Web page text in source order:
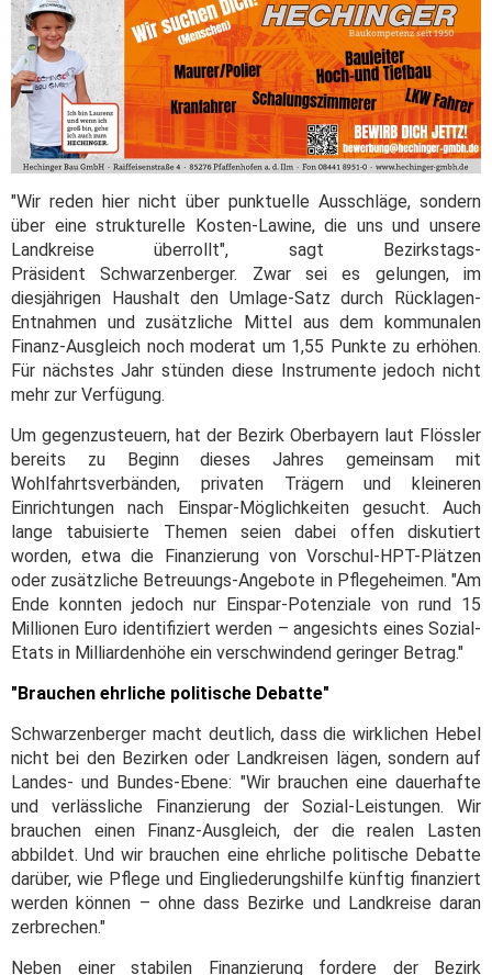
"Wir reden hier nicht über punktuelle Ausschläge, sondern
über eine strukturelle Kosten-Lawine, die uns und unsere
Landkreise überrollt", sagt Bezirkstags-
Präsident Schwarzenberger. Zwar sei es gelungen, im
diesjährigen Haushalt den Umlage-Satz durch Rücklagen-
Entnahmen und zusätzliche Mittel aus dem kommunalen
Finanz-Ausgleich noch moderat um 1,55 Punkte zu erhöhen.
Für nächstes Jahr stünden diese Instrumente jedoch nicht
mehr zur Verfügung.
Um gegenzusteuern, hat der Bezirk Oberbayern laut Flössler
bereits zu Beginn dieses Jahres gemeinsam mit
Wohlfahrtsverbänden, privaten Trägern und kleineren
Einrichtungen nach Einspar-Möglichkeiten gesucht. Auch
lange tabuisierte Themen seien dabei offen diskutiert
worden, etwa die Finanzierung von Vorschul-HPT-Plätzen
oder zusätzliche Betreuungs-Angebote in Pflegeheimen. "Am
Ende konnten jedoch nur Einspar-Potenziale von rund 15
Millionen Euro identifiziert werden – angesichts eines Sozial-
Etats in Milliardenhöhe ein verschwindend geringer Betrag."
"Brauchen ehrliche politische Debatte"
Schwarzenberger macht deutlich, dass die wirklichen Hebel
nicht bei den Bezirken oder Landkreisen lägen, sondern auf
Landes- und Bundes-Ebene: "Wir brauchen eine dauerhafte
und verlässliche Finanzierung der Sozial-Leistungen. Wir
brauchen einen Finanz-Ausgleich, der die realen Lasten
abbildet. Und wir brauchen eine ehrliche politische Debatte
darüber, wie Pflege und Eingliederungshilfe künftig finanziert
werden können – ohne dass Bezirke und Landkreise daran
zerbrechen."
Neben einer stabilen Finanzierung fordere der Bezirk